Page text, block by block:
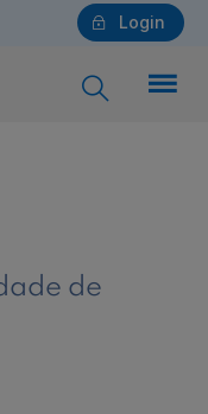
Login
de